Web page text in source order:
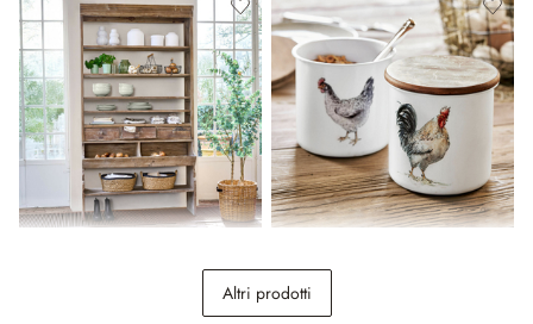
24,95 €
Altri prodotti